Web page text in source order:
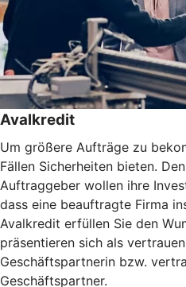
Avalkredit
Um größere Aufträge zu
Fällen Sicherheiten bieten.
Auftraggeber wollen ihre
dass eine beauftragte Firma
Avalkredit erfüllen Sie den
präsentieren sich als
Geschäftspartnerin bzw.
Geschäftspartner.